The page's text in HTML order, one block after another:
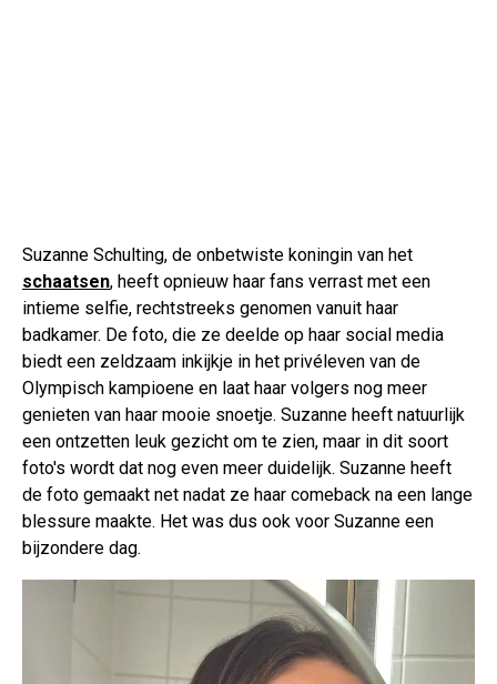
Suzanne Schulting, de onbetwiste koningin van het
schaatsen, heeft opnieuw haar fans verrast met een
intieme selfie, rechtstreeks genomen vanuit haar
badkamer. De foto, die ze deelde op haar social media
biedt een zeldzaam inkijkje in het privéleven van de
Olympisch kampioene en laat haar volgers nog meer
genieten van haar mooie snoetje. Suzanne heeft natuurlijk
een ontzetten leuk gezicht om te zien, maar in dit soort
foto's wordt dat nog even meer duidelijk. Suzanne heeft
de foto gemaakt net nadat ze haar comeback na een lange
blessure maakte. Het was dus ook voor Suzanne een
bijzondere dag.